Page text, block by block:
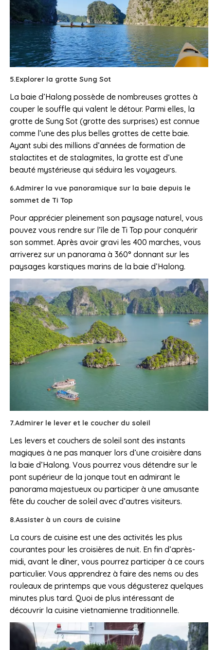
5.Explorer la grotte Sung Sot
La baie d’Halong possède de nombreuses grottes à
couper le souffle qui valent le détour. Parmi elles, la
grotte de Sung Sot (grotte des surprises) est connue
comme l’une des plus belles grottes de cette baie.
Ayant subi des millions d’années de formation de
stalactites et de stalagmites, la grotte est d’une
beauté mystérieuse qui séduira les voyageurs.
6.Admirer la vue panoramique sur la baie depuis le
sommet de Ti Top
Pour apprécier pleinement son paysage naturel, vous
pouvez vous rendre sur l’île de Ti Top pour conquérir
son sommet. Après avoir gravi les 400 marches, vous
arriverez sur un panorama à 360° donnant sur les
paysages karstiques marins de la baie d’Halong.
7.Admirer le lever et le coucher du soleil
Les levers et couchers de soleil sont des instants
magiques à ne pas manquer lors d’une croisière dans
la baie d’Halong. Vous pourrez vous détendre sur le
pont supérieur de la jonque tout en admirant le
panorama majestueux ou participer à une amusante
fête du coucher de soleil avec d’autres visiteurs.
8.Assister à un cours de cuisine
La cours de cuisine est une des activités les plus
courantes pour les croisières de nuit. En fin d’après-
midi, avant le dîner, vous pourrez participer à ce cours
particulier. Vous apprendrez à faire des nems ou des
rouleaux de printemps que vous dégusterez quelques
minutes plus tard. Quoi de plus intéressant de
découvrir la cuisine vietnamienne traditionnelle.